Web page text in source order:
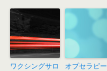
ワクシングサロ
オプセラピー